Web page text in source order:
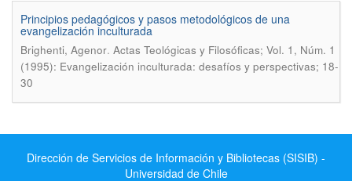
Principios pedagógicos y pasos metodológicos de una
evangelización inculturada
Brighenti, Agenor. Actas Teológicas y Filosóficas; Vol. 1, Núm. 1
(1995): Evangelización inculturada: desafíos y perspectivas; 18-
30
Dirección de Servicios de Información y Bibliotecas (SISIB) -
Universidad de Chile